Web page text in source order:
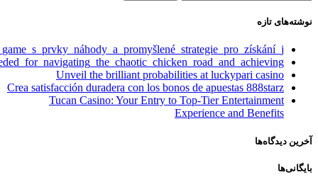
نوشته‌های تازه
Unveil the brilliant probabilities at luckypari casino
Crea satisfacción duradera con los bonos de apuestas 888starz
Tucan Casino: Your Entry to Top-Tier Entertainment
Experience and Benefits
آخرین دیدگاه‌ها
بایگانی‌ها